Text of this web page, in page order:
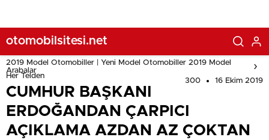
otomobilsitesi.net
2019 Model Otomobiller | Yeni Model Otomobiller 2019 Model
Arabalar
Her Telden
300 16 Ekim 2019
CUMHUR BAŞKANI
ERDOĞANDAN ÇARPICI
AÇIKLAMA AZDAN AZ ÇOKTAN